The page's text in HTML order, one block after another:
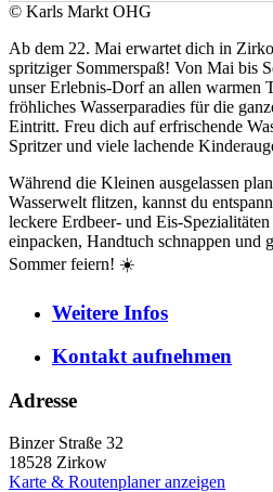
© Karls Markt OHG
Ab dem 22. Mai erwartet dich in
spritziger Sommerspaß! Von Mai bis
unser Erlebnis-Dorf an allen warmen
fröhliches Wasserparadies für die
Eintritt. Freu dich auf erfrischende
Spritzer und viele lachende
Während die Kleinen ausgelassen
Wasserwelt flitzen, kannst du
leckere Erdbeer- und Eis-
einpacken, Handtuch schnappen und
Sommer feiern! ☀️
Weitere Infos
Kontaktaufnehmen
Adresse
Binzer Straße 32
18528 Zirkow
Karte & Routenplaner anzeigen